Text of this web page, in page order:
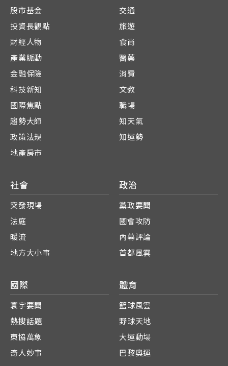
股市基金
投資長觀點
財經人物
產業脈動
金融保險
科技新知
國際焦點
趨勢大師
政策法規
地產房市
交通
旅遊
食尚
醫藥
消費
文教
職場
知天氣
知運勢
社會
突發現場
法庭
暖流
地方大小事
政治
黨政要聞
國會攻防
內幕評論
首都風雲
國際
寰宇要聞
熱搜話題
東協萬象
奇人妙事
體育
籃球風雲
野球天地
大運動場
巴黎奧運